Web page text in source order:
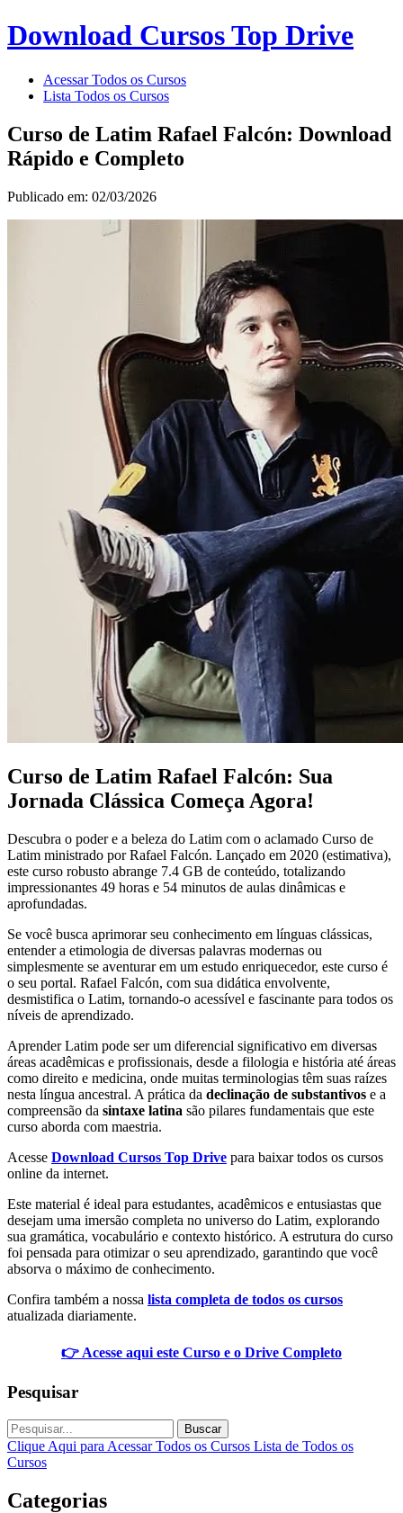
Download Cursos Top Drive
Acessar Todos os Cursos
Lista Todos os Cursos
Curso de Latim Rafael Falcón: Download
Rápido e Completo
Publicado em: 02/03/2026
Curso de Latim Rafael Falcón: Sua
Jornada Clássica Começa Agora!
Descubra o poder e a beleza do Latim com o aclamado Curso de
Latim ministrado por Rafael Falcón. Lançado em 2020 (estimativa),
este curso robusto abrange 7.4 GB de conteúdo, totalizando
impressionantes 49 horas e 54 minutos de aulas dinâmicas e
aprofundadas.
Se você busca aprimorar seu conhecimento em línguas clássicas,
entender a etimologia de diversas palavras modernas ou
simplesmente se aventurar em um estudo enriquecedor, este curso é
o seu portal. Rafael Falcón, com sua didática envolvente,
desmistifica o Latim, tornando-o acessível e fascinante para todos os
níveis de aprendizado.
Aprender Latim pode ser um diferencial significativo em diversas
áreas acadêmicas e profissionais, desde a filologia e história até áreas
como direito e medicina, onde muitas terminologias têm suas raízes
nesta língua ancestral. A prática da declinação de substantivos e a
compreensão da sintaxe latina são pilares fundamentais que este
curso aborda com maestria.
Acesse Download Cursos Top Drive para baixar todos os cursos
online da internet.
Este material é ideal para estudantes, acadêmicos e entusiastas que
desejam uma imersão completa no universo do Latim, explorando
sua gramática, vocabulário e contexto histórico. A estrutura do curso
foi pensada para otimizar o seu aprendizado, garantindo que você
absorva o máximo de conhecimento.
Confira também a nossa lista completa de todos os cursos
atualizada diariamente.
👉 Acesse aqui este Curso e o Drive Completo
Pesquisar
Buscar
Clique Aqui para Acessar Todos os Cursos Lista de Todos os
Cursos
Categorias